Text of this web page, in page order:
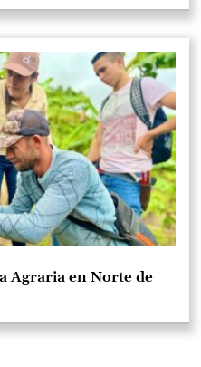
Agraria en Norte de